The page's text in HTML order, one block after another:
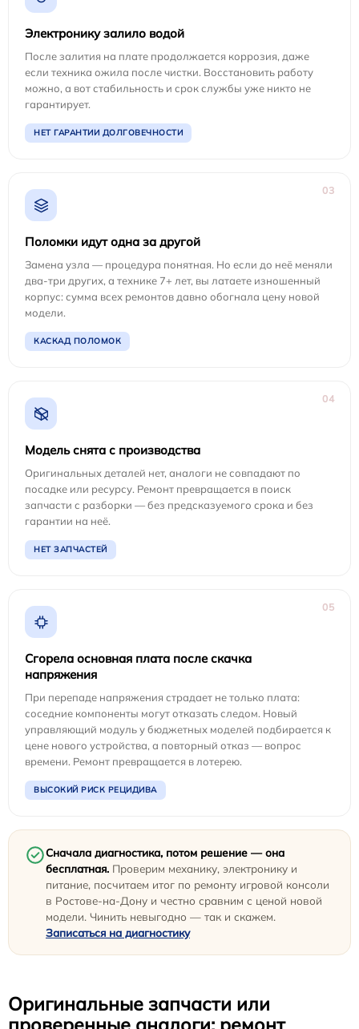
Электронику залило водой
После залития на плате продолжается коррозия, даже
если техника ожила после чистки. Восстановить работу
можно, а вот стабильность и срок службы уже никто не
гарантирует.
НЕТ ГАРАНТИИ ДОЛГОВЕЧНОСТИ
03
Поломки идут одна за другой
Замена узла — процедура понятная. Но если до неё меняли
два-три других, а технике 7+ лет, вы латаете изношенный
корпус: сумма всех ремонтов давно обогнала цену новой
модели.
КАСКАД ПОЛОМОК
04
Модель снята с производства
Оригинальных деталей нет, аналоги не совпадают по
посадке или ресурсу. Ремонт превращается в поиск
запчасти с разборки — без предсказуемого срока и без
гарантии на неё.
НЕТ ЗАПЧАСТЕЙ
05
Сгорела основная плата после скачка
напряжения
При перепаде напряжения страдает не только плата:
соседние компоненты могут отказать следом. Новый
управляющий модуль у бюджетных моделей подбирается к
цене нового устройства, а повторный отказ — вопрос
времени. Ремонт превращается в лотерею.
ВЫСОКИЙ РИСК РЕЦИДИВА
Сначала диагностика, потом решение — она
бесплатная. Проверим механику, электронику и
питание, посчитаем итог по ремонту игровой консоли
в Ростове-на-Дону и честно сравним с ценой новой
модели. Чинить невыгодно — так и скажем.
Записаться на диагностику
Оригинальные запчасти или